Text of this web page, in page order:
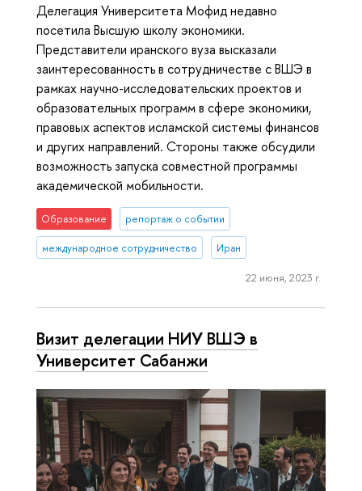
Делегация Университета Мофид недавно
посетила Высшую школу экономики.
Представители иранского вуза высказали
заинтересованность в сотрудничестве с ВШЭ в
рамках научно-исследовательских проектов и
образовательных программ в сфере экономики,
правовых аспектов исламской системы финансов
и других направлений. Стороны также обсудили
возможность запуска совместной программы
академической мобильности.
Образование репортаж о событии
международное сотрудничество Иран
22 июня, 2023 г.
Визит делегации НИУ ВШЭ в
Университет Сабанжи